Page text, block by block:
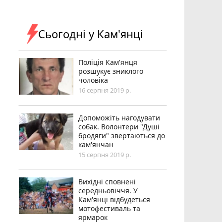
Сьогодні у Кам'янці
Поліція Кам'янця
розшукує зниклого
чоловіка
16 серпня 2019 р.
Допоможіть нагодувати
собак. Волонтери "Душі
бродяги" звертаються до
кам'янчан
15 серпня 2019 р.
Вихідні сповнені
середньовіччя. У
Кам'янці відбудеться
мотофестиваль та
ярмарок